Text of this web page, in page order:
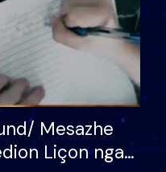
Mesazhe
Liçon nga